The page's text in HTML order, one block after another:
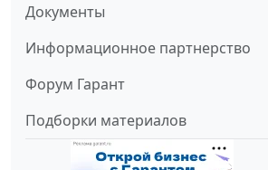
Документы
Информационное партнерство
Форум Гарант
Подборки материалов